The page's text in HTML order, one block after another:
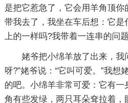
是把它惹急了，它会用羊角顶你
带我去了，我坐在车后想：它是
上的一样吗?我带着一连串的问题
姥爷把小绵羊放了出来，我
呀?”姥爷说：“它叫可爱。”我想
的吧。小绵羊非常可爱：它有
角有些发绿，两只耳朵耷拉着